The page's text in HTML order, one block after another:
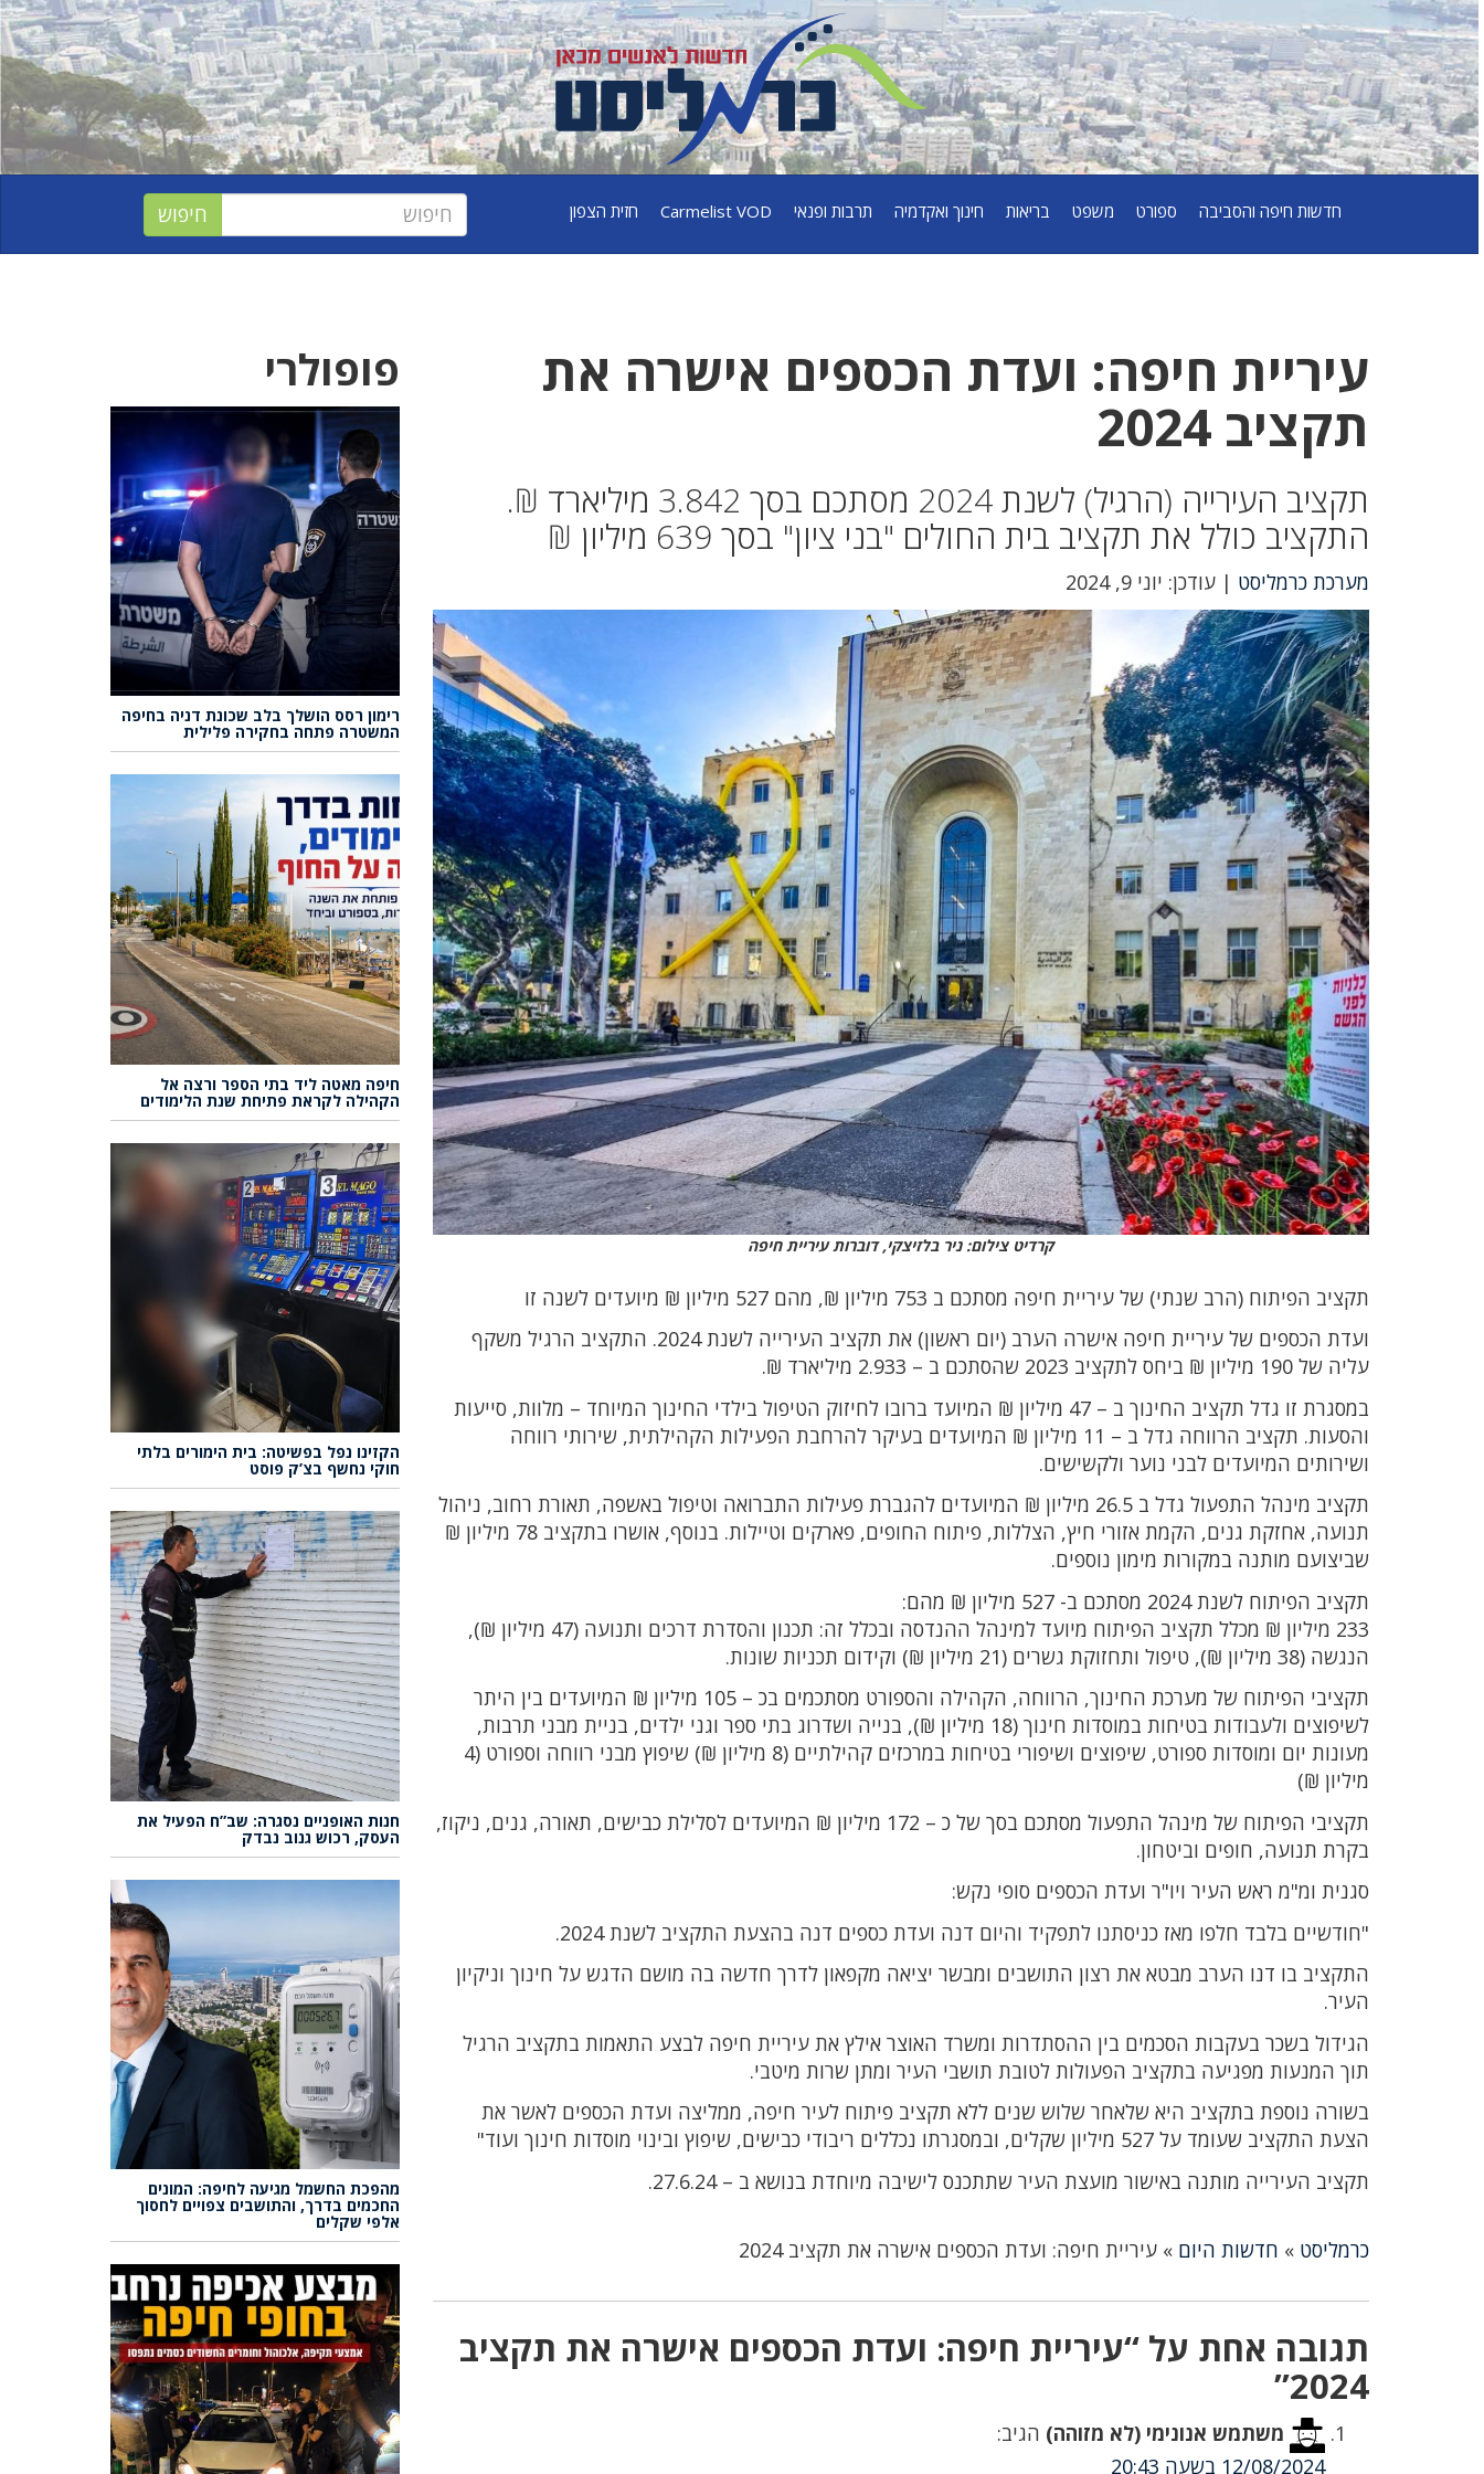
חדשות חיפה והסביבה ספורט משפט בריאות חינוך ואקדמיה תרבות ופנאי Carmelist VOD חזית הצפון
עיריית חיפה: ועדת הכספים אישרה את
תקציב 2024
תקציב העירייה (הרגיל) לשנת 2024 מסתכם בסך 3.842 מיליארד ₪.
התקציב כולל את תקציב בית החולים "בני ציון" בסך 639 מיליון ₪
מערכת כרמליסט | עודכן: יוני 9, 2024
קרדיט צילום: ניר בלזיצקי, דוברות עיריית חיפה
תקציב הפיתוח (הרב שנתי) של עיריית חיפה מסתכם ב 753 מיליון ₪, מהם 527 מיליון ₪ מיועדים לשנה זו
ועדת הכספים של עיריית חיפה אישרה הערב (יום ראשון) את תקציב העירייה לשנת 2024. התקציב הרגיל משקף
עליה של 190 מיליון ₪ ביחס לתקציב 2023 שהסתכם ב – 2.933 מיליארד ₪.
במסגרת זו גדל תקציב החינוך ב – 47 מיליון ₪ המיועד ברובו לחיזוק הטיפול בילדי החינוך המיוחד – מלוות, סייעות
והסעות. תקציב הרווחה גדל ב – 11 מיליון ₪ המיועדים בעיקר להרחבת הפעילות הקהילתית, שירותי רווחה
ושירותים המיועדים לבני נוער ולקשישים.
תקציב מינהל התפעול גדל ב 26.5 מיליון ₪ המיועדים להגברת פעילות התברואה וטיפול באשפה, תאורת רחוב, ניהול
תנועה, אחזקת גנים, הקמת אזורי חיץ, הצללות, פיתוח החופים, פארקים וטיילות. בנוסף, אושרו בתקציב 78 מיליון ₪
שביצועם מותנה במקורות מימון נוספים.
תקציב הפיתוח לשנת 2024 מסתכם ב- 527 מיליון ₪ מהם:
233 מיליון ₪ מכלל תקציב הפיתוח מיועד למינהל ההנדסה ובכלל זה: תכנון והסדרת דרכים ותנועה (47 מיליון ₪),
הנגשה (38 מיליון ₪), טיפול ותחזוקת גשרים (21 מיליון ₪) וקידום תכניות שונות.
תקציבי הפיתוח של מערכת החינוך, הרווחה, הקהילה והספורט מסתכמים בכ – 105 מיליון ₪ המיועדים בין היתר
לשיפוצים ולעבודות בטיחות במוסדות חינוך (18 מיליון ₪), בנייה ושדרוג בתי ספר וגני ילדים, בניית מבני תרבות,
מעונות יום ומוסדות ספורט, שיפוצים ושיפורי בטיחות במרכזים קהילתיים (8 מיליון ₪) שיפוץ מבני רווחה וספורט (4
מיליון ₪)
תקציבי הפיתוח של מינהל התפעול מסתכם בסך של כ – 172 מיליון ₪ המיועדים לסלילת כבישים, תאורה, גנים, ניקוז,
בקרת תנועה, חופים וביטחון.
סגנית ומ"מ ראש העיר ויו"ר ועדת הכספים סופי נקש:
"חודשיים בלבד חלפו מאז כניסתנו לתפקיד והיום דנה ועדת כספים דנה בהצעת התקציב לשנת 2024.
התקציב בו דנו הערב מבטא את רצון התושבים ומבשר יציאה מקפאון לדרך חדשה בה מושם הדגש על חינוך וניקיון
העיר.
הגידול בשכר בעקבות הסכמים בין ההסתדרות ומשרד האוצר אילץ את עיריית חיפה לבצע התאמות בתקציב הרגיל
תוך המנעות מפגיעה בתקציב הפעולות לטובת תושבי העיר ומתן שרות מיטבי.
בשורה נוספת בתקציב היא שלאחר שלוש שנים ללא תקציב פיתוח לעיר חיפה, ממליצה ועדת הכספים לאשר את
הצעת התקציב שעומד על 527 מיליון שקלים, ובמסגרתו נכללים ריבודי כבישים, שיפוץ ובינוי מוסדות חינוך ועוד"
תקציב העירייה מותנה באישור מועצת העיר שתתכנס לישיבה מיוחדת בנושא ב – 27.6.24.
כרמליסט » חדשות היום »עיריית חיפה: ועדת הכספים אישרה את תקציב 2024
תגובה אחת על “עיריית חיפה: ועדת הכספים אישרה את תקציב
2024”
משתמש אנונימי (לא מזוהה) הגיב:
12/08/2024 בשעה 20:43
פופולרי
רימון רסס הושלך בלב שכונת דניה בחיפה
המשטרה פתחה בחקירה פלילית
חיפה מאטה ליד בתי הספר ורצה אל
הקהילה לקראת פתיחת שנת הלימודים
הקזינו נפל בפשיטה: בית הימורים בלתי
חוקי נחשף בצ’ק פוסט
חנות האופניים נסגרה: שב”ח הפעיל את
העסק, רכוש גנוב נבדק
מהפכת החשמל מגיעה לחיפה: המונים
החכמים בדרך, והתושבים צפויים לחסוך
אלפי שקלים